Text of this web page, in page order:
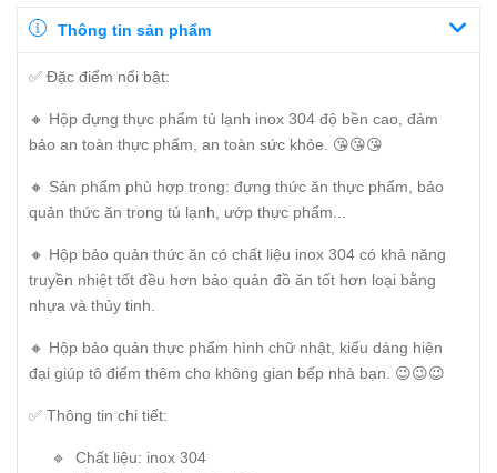
Thông tin sản phẩm
✅ Đặc điểm nổi bật:
🔸 Hộp đựng thực phẩm tủ lạnh inox 304 độ bền cao, đảm
bảo an toàn thực phẩm, an toàn sức khỏe. 😘😘😘
🔸 Sản phẩm phù hợp trong: đựng thức ăn thực phẩm, bảo
quản thức ăn trong tủ lạnh, ướp thực phẩm...
🔸 Hộp bảo quản thức ăn có chất liệu inox 304 có khả năng
truyền nhiệt tốt đều hơn bảo quản đồ ăn tốt hơn loại bằng
nhựa và thủy tinh.
🔸 Hộp bảo quản thực phẩm hình chữ nhật, kiểu dáng hiện
đại giúp tô điểm thêm cho không gian bếp nhà bạn. 😉😉😉
✅ Thông tin chi tiết:
🔹 Chất liệu: inox 304